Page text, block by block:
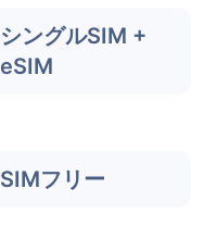
シングルSIM +
eSIM
SIMフリー